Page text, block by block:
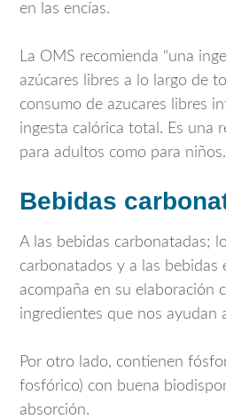
en las encías.
La OMS recomienda “una
azúcares libres a lo largo de
consumo de azucares libres
ingesta calórica total. Es una
para adultos como para niños.
Bebidas
A las bebidas carbonatadas;
carbonatados y a las bebidas
acompaña en su elaboración
ingredientes que nos ayudan
Por otro lado, contienen
fosfórico) con buena
absorción.